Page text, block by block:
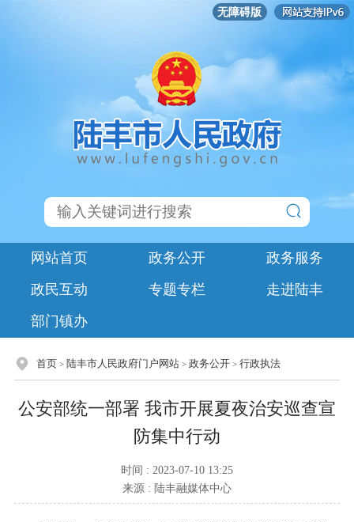
无障碍版
网站首页 政务公开
政务服务
政民互动
专题专栏
走进陆丰
部门镇办
首页 > 陆丰市人民政府门户网站 >政务公开 >行政执法
公安部统一部署 我市开展夏夜治安巡查宣
防集中行动
时间 : 2023-07-10 13:25
来源 : 陆丰融媒体中心